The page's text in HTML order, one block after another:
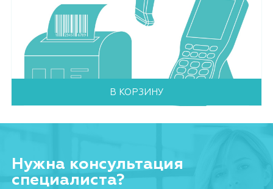
СКАНИРУЮЩИЙ МОДУЛЬ HI2D ДЛЯ
В КОРЗИНУ
Нужна консультация
специалиста?